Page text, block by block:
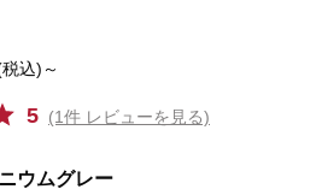
込)～
5 (1件 レビューを見る)
ウムグレー